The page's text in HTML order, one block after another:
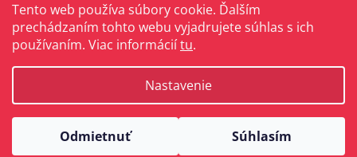
Tento web používa súbory cookie. Ďalším
prechádzaním tohto webu vyjadrujete súhlas s ich
používaním. Viac informáciítu.
Nastavenie
Odmietnuť Súhlasím
+421 948 152 820
Copyright 2026Bellakabelky.sk
. Všetky práva vyhradené.